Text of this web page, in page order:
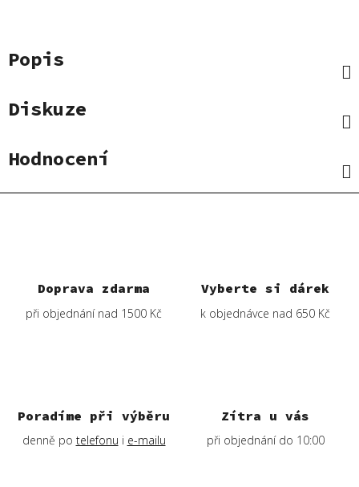
Doprava zdarma
při objednání nad 1500 Kč
Vyberte si dárek
k objednávce nad 650 Kč
Poradíme při výběru
denně po telefonu i e-mailu
Zítra u vás
při objednání do 10:00
Popis
Diskuze
Hodnocení